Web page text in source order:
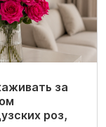
за
роз,